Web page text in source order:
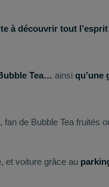
à découvrir tout
Tea… ainsi qu’une
de Bubble Tea fruités
et voiture grâce au